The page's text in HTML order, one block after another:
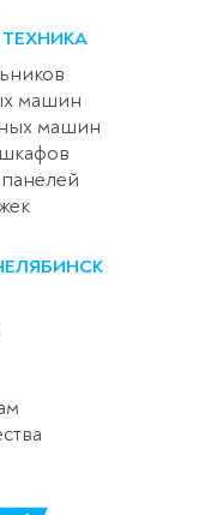
машин
машин